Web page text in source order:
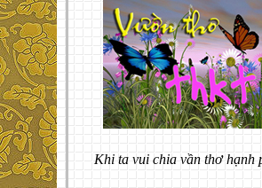
Khi ta vui chia vần thơ hạnh